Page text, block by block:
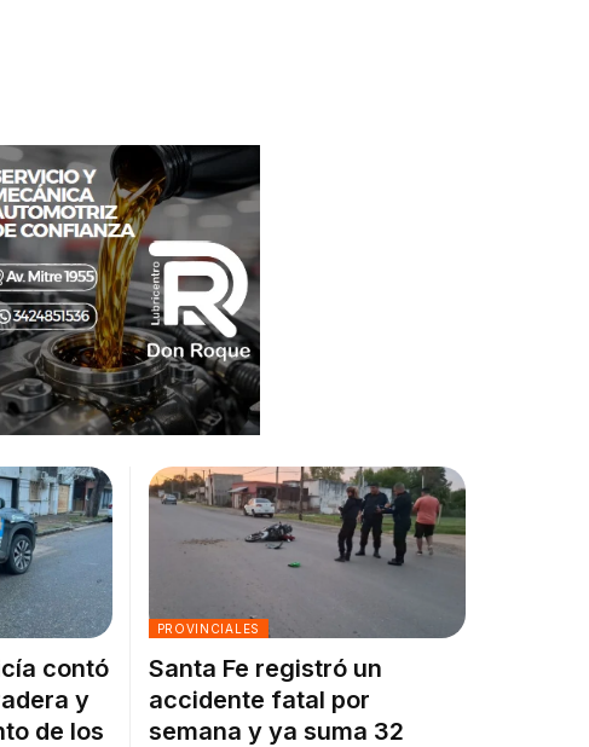
contó
y
de los
PROVINCIALES
Santa Fe registró un
accidente fatal por
semana y ya suma 32